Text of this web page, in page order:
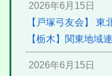
2026年6月15日
【戸塚弓友会】
【栃木】関東地域
2026年6月15日